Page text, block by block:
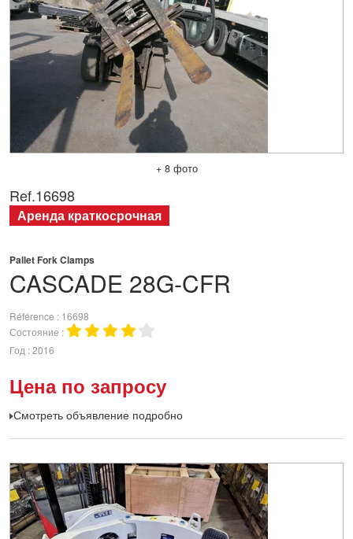
+ 8 фото
CASCADE 28G-CFR
Pallet Fork Clamps
Référence
16698
Состояние
Год 2016
Цена по запросу
Смотреть объявление подробно
Ref.16698
Аренда краткосрочная